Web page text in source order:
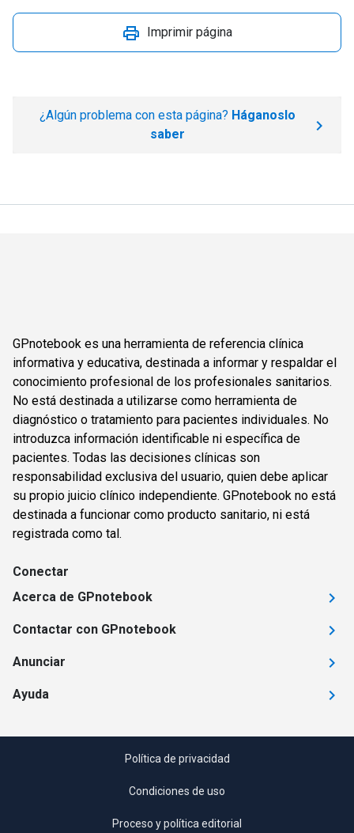
Imprimir página
¿Algún problema con esta página? Háganoslo
saber
GPnotebook es una herramienta de referencia clínica
informativa y educativa, destinada a informar y respaldar el
conocimiento profesional de los profesionales sanitarios.
No está destinada a utilizarse como herramienta de
diagnóstico o tratamiento para pacientes individuales. No
introduzca información identificable ni específica de
pacientes. Todas las decisiones clínicas son
responsabilidad exclusiva del usuario, quien debe aplicar
su propio juicio clínico independiente. GPnotebook no está
destinada a funcionar como producto sanitario, ni está
registrada como tal.
Conectar
Acerca de GPnotebook
Contactar con GPnotebook
Anunciar
Ayuda
Política de privacidad
Condiciones de uso
Proceso y política editorial